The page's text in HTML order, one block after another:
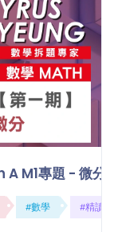
M1專題 - 微分
#數學 #精讀